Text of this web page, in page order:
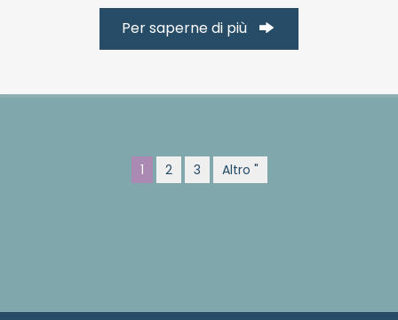
Per saperne di più
1 2 3 Altro "